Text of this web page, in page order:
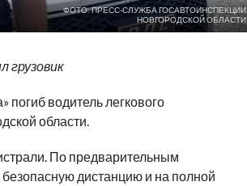
ФОТО: ПРЕСС-СЛУЖБА ГОСАВТОИНСПЕКЦИИ
НОВГОРОДСКОЙ ОБЛАСТИ
грузовик
водитель легкового
области.
По предварительным
дистанцию и на полной